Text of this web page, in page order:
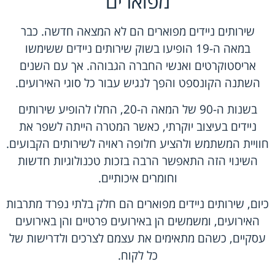
שירותים ניידים מפוארים הם לא המצאה חדשה. כבר
במאה ה-19 הופיעו בשוק שירותים ניידים ששימשו
אריסטוקרטים ואנשי החברה הגבוהה. אך עם השנים
השתנה הקונספט והפך לנגיש עבור כל סוגי האירועים.
בשנות ה-90 של המאה ה-20, החלו להופיע שירותים
ניידים בעיצוב יוקרתי, כאשר המטרה הייתה לשפר את
חוויית המשתמש ולהציע חלופה ראויה לשירותים הקבועים.
השינוי הזה התאפשר הרבה בזכות טכנולוגיות חדשות
וחומרים איכותיים.
כיום, שירותים ניידים מפוארים הם חלק בלתי נפרד מתרבות
האירועים, ומשמשים הן באירועים פרטיים והן באירועים
עסקיים, כשהם מתאימים את עצמם לצרכים ולדרישות של
כל לקוח.